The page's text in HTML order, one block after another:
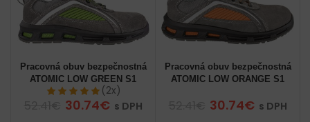
Pracovná obuv bezpečnostná
ATOMIC LOW GREEN S1
(2x)
30.74€ s DPH
Pracovná obuv bezpečnostná
ATOMIC LOW ORANGE S1
30.74€ s DPH